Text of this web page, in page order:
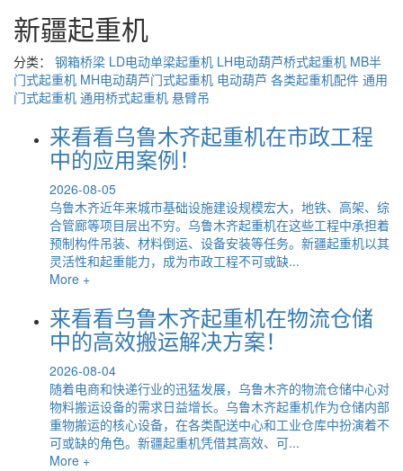
新疆起重机
分类： 钢箱桥梁 LD电动单梁起重机 LH电动葫芦桥式起重机 MB半
门式起重机 MH电动葫芦门式起重机 电动葫芦 各类起重机配件 通用
门式起重机 通用桥式起重机 悬臂吊
来看看乌鲁木齐起重机在市政工程
中的应用案例！
2026-08-05
乌鲁木齐近年来城市基础设施建设规模宏大，地铁、高架、综
合管廊等项目层出不穷。乌鲁木齐起重机在这些工程中承担着
预制构件吊装、材料倒运、设备安装等任务。新疆起重机以其
灵活性和起重能力，成为市政工程不可或缺...
More +
来看看乌鲁木齐起重机在物流仓储
中的高效搬运解决方案！
2026-08-04
随着电商和快递行业的迅猛发展，乌鲁木齐的物流仓储中心对
物料搬运设备的需求日益增长。乌鲁木齐起重机作为仓储内部
重物搬运的核心设备，在各类配送中心和工业仓库中扮演着不
可或缺的角色。新疆起重机凭借其高效、可...
More +